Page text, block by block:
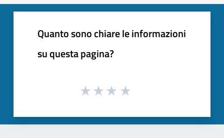
Quanto sono chiare le informazioni
su questa pagina?